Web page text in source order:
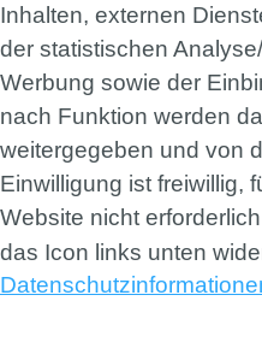
Inhalten, externen
der statistischen
Werbung sowie der
nach Funktion werden
weitergegeben und von
Einwilligung ist freiwillig,
Website nicht
das Icon links unten